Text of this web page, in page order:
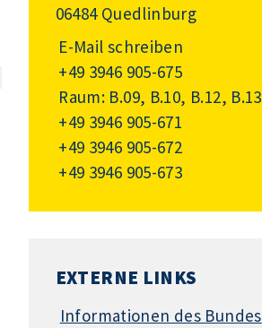
06484 Quedlinburg
E-Mail schreiben
+49 3946 905-675
Raum: B.09, B.10, B.12, B.13
+49 3946 905-671
+49 3946 905-672
+49 3946 905-673
EXTERNE LINKS
Informationen des Bundes